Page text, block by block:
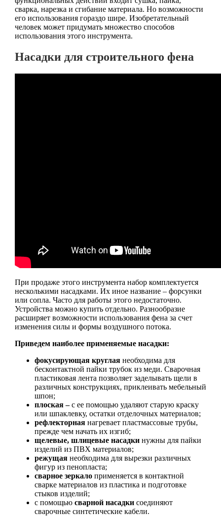
сварка, нарезка и сгибание материала. Но возможности
его использования гораздо шире. Изобретательный
человек может придумать множество способов
использования этого инструмента.
Насадки для строительного фена
При продаже этого инструмента набор комплектуется
несколькими насадками. Их иное название – форсунки
или сопла. Часто для работы этого недостаточно.
Устройства можно купить отдельно. Разнообразие
расширяет возможности использования фена за счет
изменения силы и формы воздушного потока.
Приведем наиболее применяемые насадки:
фокусирующая круглаянеобходима для
бесконтактной пайки трубок из меди. Сварочная
пластиковая лента позволяет заделывать щели в
различных конструкциях, приклеивать мебельный
шпон;
плоская –с ее помощью удаляют старую краску
или шпаклевку, остатки отделочных материалов;
рефлекторнаянагревает пластмассовые трубы,
прежде чем начать их изгиб;
щелевые, шлицевые насадки нужны для пайки
изделий из ПВХ материалов;
режущаянеобходима для вырезки различных
фигур из пенопласта;
сварное зеркалоприменяется в контактной
сварке материалов из пластика и подготовке
стыков изделий;
с помощью сварной насадкисоединяют
сварочные синтетические кабели.